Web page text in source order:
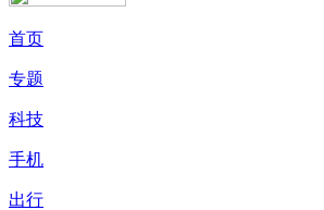
首页
专题
科技
手机
出行